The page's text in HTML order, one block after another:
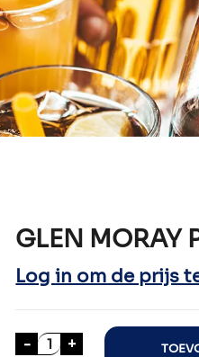
GLEN MORAY
Log in om de prijs
- GLEN MORAY
+